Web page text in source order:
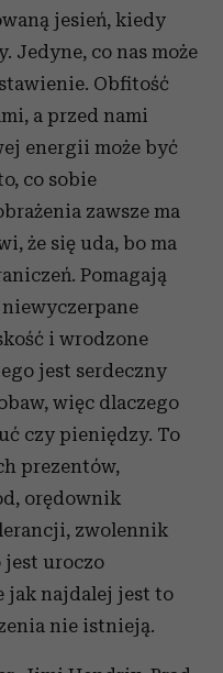
jesień, kiedy
Jedyne, co nas może
Obfitość
a przed nami
energii może być
co sobie
zawsze ma
że się uda, bo ma
Pomagają
i wrodzone
jest serdeczny
więc dlaczego
czy pieniędzy. To
prezentów,
orędownik
zwolennik
jest uroczo
jak najdalej jest to
nie istnieją.